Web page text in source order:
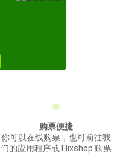
购票便捷
你可以在线购票，也可前往我
们的应用程序或 Flixshop 购票